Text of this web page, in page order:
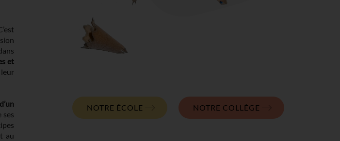
et
leur
ses
au
NOTRE ÉCOLE NOTRE COLLÈGE